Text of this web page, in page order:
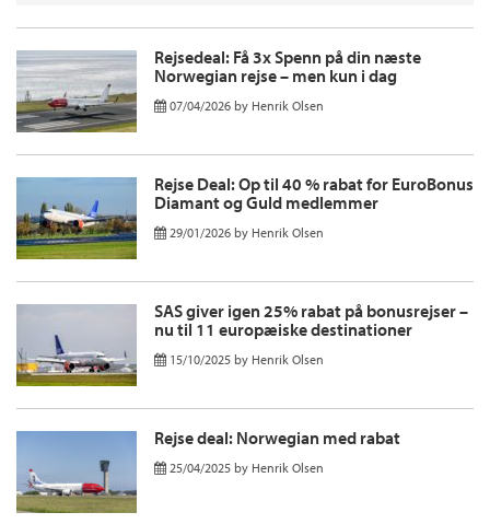
Rejsedeal: Få 3x Spenn på din næste
Norwegian rejse – men kun i dag
07/04/2026 by Henrik Olsen
Rejse Deal: Op til 40 % rabat for EuroBonus
Diamant og Guld medlemmer
29/01/2026 by Henrik Olsen
SAS giver igen 25% rabat på bonusrejser –
nu til 11 europæiske destinationer
15/10/2025 by Henrik Olsen
Rejse deal: Norwegian med rabat
25/04/2025 by Henrik Olsen